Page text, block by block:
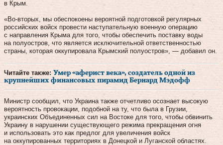
в Крым.
«Во-вторых, мы обеспокоены вероятной подготовкой регулярных
российских войск провести наступательную военную операцию
с направления Крыма для того, чтобы обеспечить поставку воды
на полуостров, что является исключительной ответственностью
страны, которая оккупировала Крымский полуостров», — добавил он.
Читайте также: Умер «аферист века», создатель одной из
крупнейших финансовых пирамид Бернард Мэдофф
Министр сообщил, что Украина также отчетливо осознает высокую
вероятность провокации, подобной на ту, что была в Грузии,
украинских Объединенных сил на Востоке для того, чтобы обвинить
Украину в нарушении существующего режима прекращения огня
и использовать это как предлог для увеличения войск
на оккупированных территориях в Донецкой и Луганской областях.